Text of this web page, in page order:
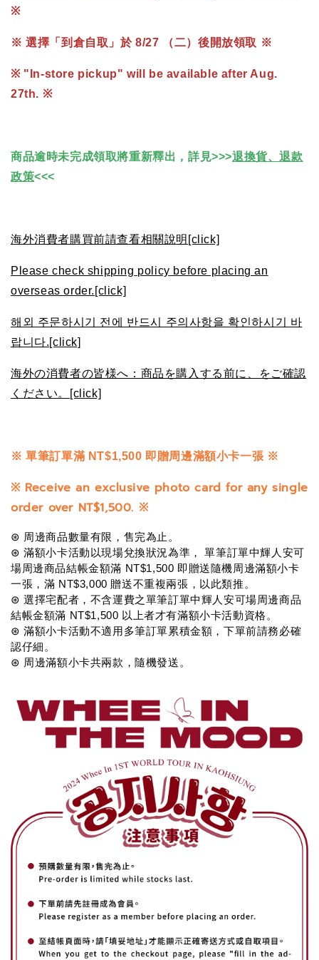
※
※ 選擇「到倉自取」於 8/27 （二）後開放領取 ※
※ "In-store pickup" will be available after Aug.
27th. ※
商品逾時未完成領取將重新釋出，詳見>>>退換貨、退款
政策<<<
海外消費者購買前請查看相關說明[click]
Please check shipping policy before placing an
overseas order.[click]
해외 주문하시기 전에 반드시 주의사항을 확인하시기 바
랍니다.[click]
海外の消費者の皆様へ：商品を購入する前に、をご確認
ください。[click]
※ 單筆訂單滿 NT$1,500 即贈周邊滿額小卡一張 ※
※ Receive an exclusive photo card for any single
order over NT$1,500. ※
⊛ 周邊商品數量有限，售完為止。
⊛ 滿額小卡活動以現場兌換狀況為準， 單筆訂單中輝人安可
場周邊商品結帳金額滿 NT$1,500 即贈送隨機周邊滿額小卡
一張，滿 NT$3,000 贈送不重複兩張，以此類推。
⊛ 選擇宅配者，不含運費之單筆訂單中輝人安可場周邊商品
結帳金額滿 NT$1,500 以上者才有滿額小卡活動資格。
⊛ 滿額小卡活動不適用多筆訂單累積金額，下單前請務必確
認仔細。
⊛ 周邊滿額小卡共兩款，隨機發送。